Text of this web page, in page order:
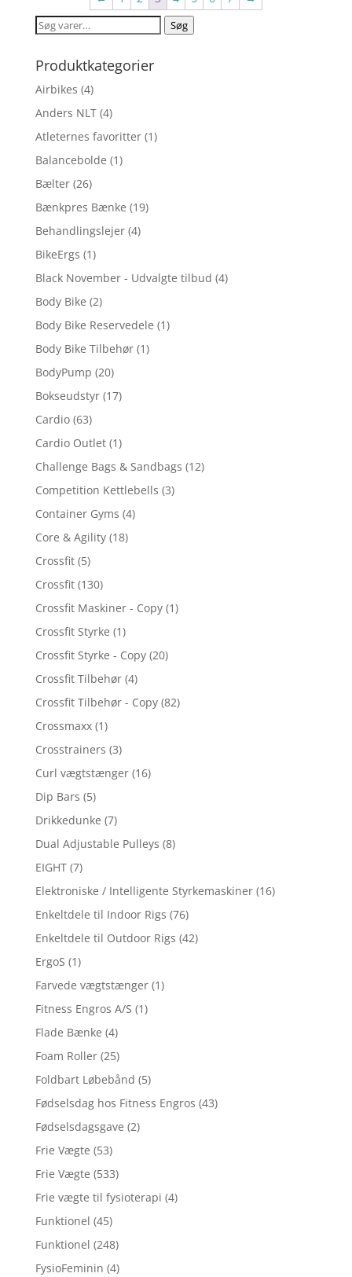
kr. 650,00.kr. 260,00.
Søg
Søg
Produktkategorier
Airbikes (4)
Anders NLT (4)
Atleternes favoritter (1)
Balancebolde (1)
Bælter (26)
Bænkpres Bænke (19)
Behandlingslejer (4)
BikeErgs (1)
Black November - Udvalgte tilbud (4)
Body Bike (2)
Body Bike Reservedele (1)
Body Bike Tilbehør (1)
BodyPump (20)
Bokseudstyr (17)
Cardio (63)
Cardio Outlet (1)
Challenge Bags & Sandbags (12)
Competition Kettlebells (3)
Container Gyms (4)
Core & Agility (18)
Crossfit (5)
Crossfit (130)
Crossfit Maskiner - Copy (1)
Crossfit Styrke (1)
Crossfit Styrke - Copy (20)
Crossfit Tilbehør (4)
Crossfit Tilbehør - Copy (82)
Crossmaxx (1)
Crosstrainers (3)
Curl vægtstænger (16)
Dip Bars (5)
Drikkedunke (7)
Dual Adjustable Pulleys (8)
EIGHT (7)
Elektroniske / Intelligente Styrkemaskiner (16)
Enkeltdele til Indoor Rigs (76)
Enkeltdele til Outdoor Rigs (42)
ErgoS (1)
Farvede vægtstænger (1)
Fitness Engros A/S (1)
Flade Bænke (4)
Foam Roller (25)
Foldbart Løbebånd (5)
Fødselsdag hos Fitness Engros (43)
Fødselsdagsgave (2)
Frie Vægte (53)
Frie Vægte (533)
Frie vægte til fysioterapi (4)
Funktionel (45)
Funktionel (248)
FysioFeminin (4)